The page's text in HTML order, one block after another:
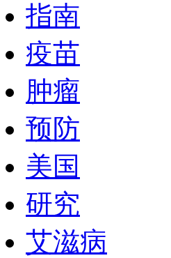
指南
疫苗
肿瘤
预防
美国
研究
艾滋病